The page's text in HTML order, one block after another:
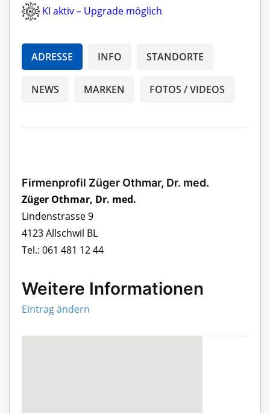
KI aktiv – Upgrade möglich
ADRESSE INFO STANDORTE
NEWS MARKEN FOTOS / VIDEOS
Firmenprofil Züger Othmar, Dr. med.
Züger Othmar, Dr. med.
Lindenstrasse 9
4123 Allschwil BL
Tel.: 061 481 12 44
Weitere Informationen
Eintrag ändern